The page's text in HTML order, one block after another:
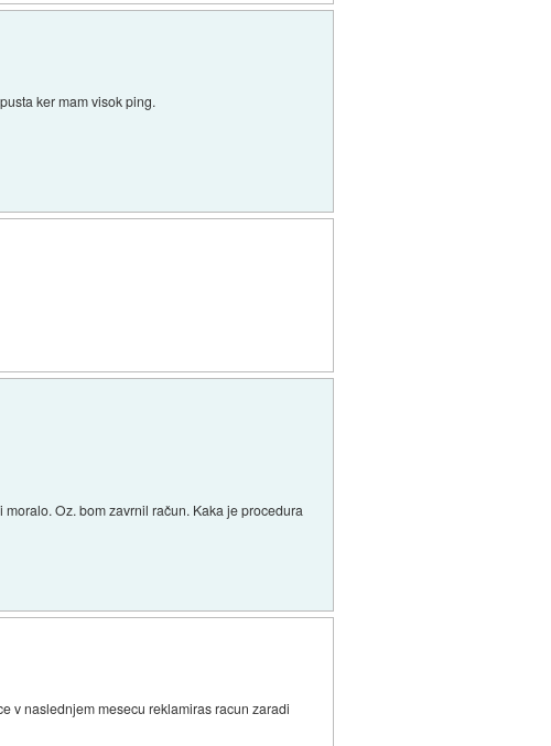
ker mam visok ping.
Oz. bom zavrnil račun. Kaka je procedura
v naslednjem mesecu reklamiras racun zaradi